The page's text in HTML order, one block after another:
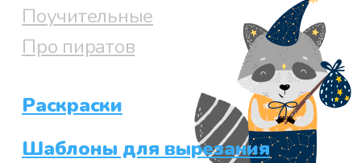
Поучительные
Про пиратов
Раскраски
Шаблоны для вырезания